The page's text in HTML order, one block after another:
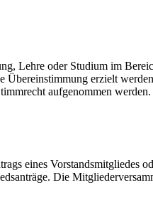
Lehre oder Studium im
erzielt
aufgenommen werden.
eines Vorstandsmitgliedes
Die